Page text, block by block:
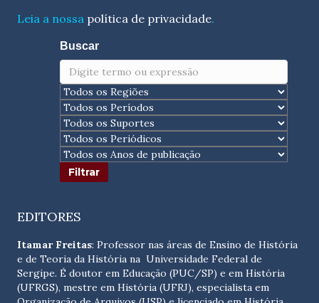
Leia a nossa política de privacidade.
Buscar
EDITORES
Itamar Freitas: Professor nas áreas de Ensino de História
e de Teoria da História na Universidade Federal de
Sergipe. É doutor em Educação (PUC/SP) e em História
(UFRGS), mestre em História (UFRJ), especialista em